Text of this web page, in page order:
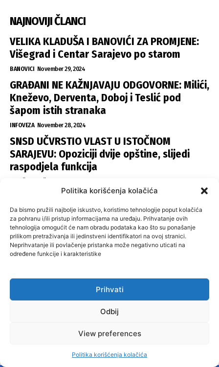
Politika korišćenja kolačića
Da bismo pružili najbolje iskustvo, koristimo tehnologije poput kolačića
za pohranu i/ili pristup informacijama na uređaju. Prihvatanje ovih
tehnologija omogućit će nam obradu podataka kao što su ponašanje
prilikom pretraživanja ili jedinstveni identifikatori na ovoj stranici.
Neprihvatanje ili povlačenje pristanka može negativno uticati na
određene funkcije i karakteristike
Prihvati
Odbij
View preferences
Politika korišćenja kolačića
NAJNOVIJI ČLANCI
VELIKA KLADUŠA I BANOVIĆI ZA PROMJENE:
Višegrad i Centar Sarajevo po starom
BANOVICI November 29, 2024
GRAĐANI NE KAŽNJAVAJU ODGOVORNE: Milići,
Kneževo, Derventa, Doboj i Teslić pod
šapom istih stranaka
INFOVEZA November 28, 2024
SNSD UČVRSTIO VLAST U ISTOČNOM
SARAJEVU: Opoziciji dvije opštine, slijedi
raspodjela funkcija
NAJPOPULARNIJI ČLANCI
VELIKA KLADUŠA I BANOVIĆI ZA PROMJENE:
Višegrad i Centar Sarajevo po starom
November 29, 2024
Kneževo, Derventa, Doboj i Teslić pod
šapom istih stranaka
November 28, 2024
SNSD UČVRSTIO VLAST U ISTOČNOM
raspodjela funkcija